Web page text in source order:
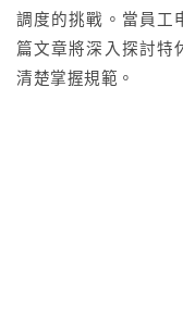
調度的挑戰。當員工
篇文章將深入探討特
清楚掌握規範。